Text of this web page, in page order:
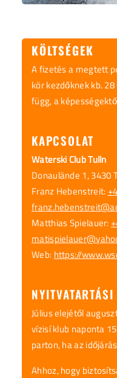
KÖLTSÉGEK
A fizetés a megtett
kör kezdőknek kb.
függ, a
KAPCSOLAT
Waterski Club Tulln
Donaulände 1, 3430
Franz Hebenstreit:
Matthias Spielauer:
Web: https://
Július elejétől
vízisí klub naponta
parton, ha az
Ahhoz, hogy